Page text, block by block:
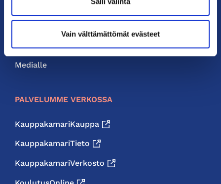
Vain välttämättömät evästeet
Jäsenedut
Medialle
PALVELUMME VERKOSSA
KauppakamariKauppa
KauppakamariTieto
KauppakamariVerkosto